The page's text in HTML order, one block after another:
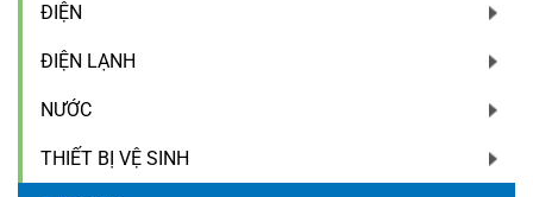
ĐIỆN
ĐIỆN LẠNH
NƯỚC
THIẾT BỊ VỆ SINH